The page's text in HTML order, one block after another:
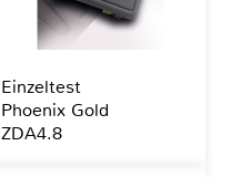
Einzeltest
Phoenix Gold
ZDA4.8